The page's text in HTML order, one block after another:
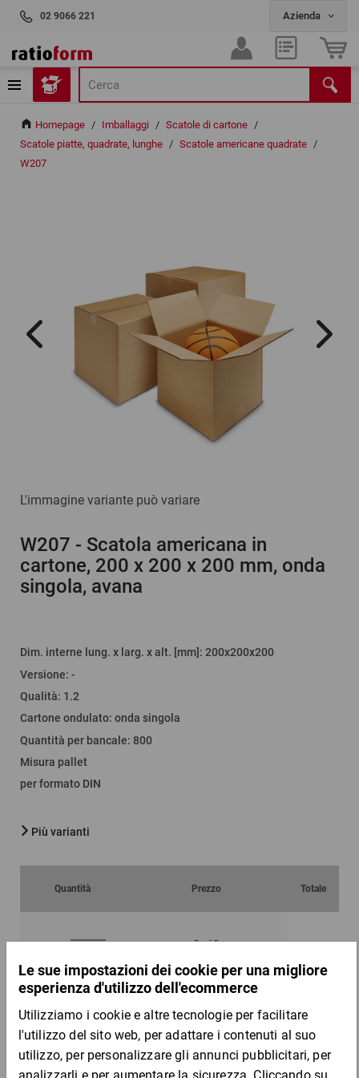
02 9066 221
Homepage / Imballaggi / Scatole di cartone /
Scatole piatte, quadrate, lunghe / Scatole americane quadrate /
W207
L'immagine variante può variare
W207 - Scatola americana in
cartone, 200 x 200 x 200 mm, onda
singola, avana
Dim. interne lung. x larg. x alt. [mm] : 200x200x200
Versione: -
Qualità: 1.2
Cartone ondulato: onda singola
Quantità per bancale: 800
Misura pallet
per formato DIN
Più varianti
Quantità Prezzo Totale
Da 15 Da 100
per 1 Pezzo
Campione